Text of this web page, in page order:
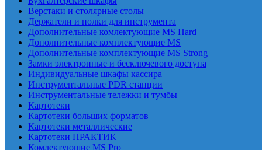
Верстаки и столярные столы
Держатели и полки для инструмента
Дополнительные комлектующие MS Hard
Дополнительные комплектующие MS
Дополнительные комплектующие MS Strong
Замки электронные и бесключевого доступа
Индивидуальные шкафы кассира
Инструментальные PDR станции
Инструментальные тележки и тумбы
Картотеки
Картотеки больших форматов
Картотеки металлические
Картотеки ПРАКТИК
Комлектующие MS Pro